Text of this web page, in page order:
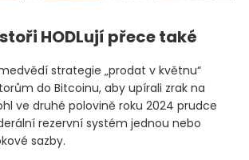
HODLují přece také
strategie „prodat v květnu“
do Bitcoinu, aby upírali zrak na
ve druhé polovině roku 2024 prudce
rezervní systém jednou nebo
sazby.